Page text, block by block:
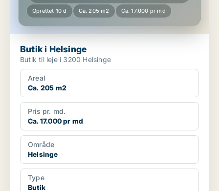
Oprettet 10 d Ca. 205 m2 Ca. 17.000 pr md
Butik i Helsinge
Butik til leje i 3200 Helsinge
Areal
Ca. 205 m2
Pris pr. md.
Ca. 17.000 pr md
Område
Helsinge
Type
Butik